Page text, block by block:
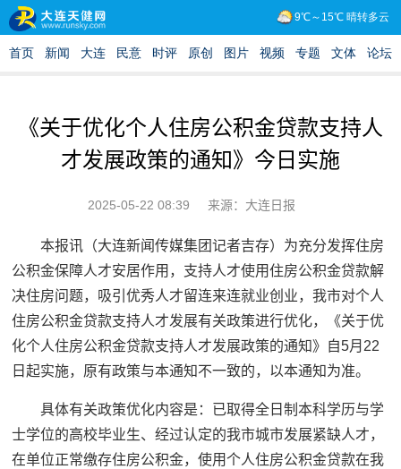
《关于优化个人住房公积金贷款支持人
才发展政策的通知》今日实施
2025-05-22 08:39 来源：大连日报
本报讯（大连新闻传媒集团记者吉存）为充分发挥住房
公积金保障人才安居作用，支持人才使用住房公积金贷款解
决住房问题，吸引优秀人才留连来连就业创业，我市对个人
住房公积金贷款支持人才发展有关政策进行优化，《关于优
化个人住房公积金贷款支持人才发展政策的通知》自5月22
日起实施，原有政策与本通知不一致的，以本通知为准。
具体有关政策优化内容是：已取得全日制本科学历与学
士学位的高校毕业生、经过认定的我市城市发展紧缺人才，
在单位正常缴存住房公积金，使用个人住房公积金贷款在我